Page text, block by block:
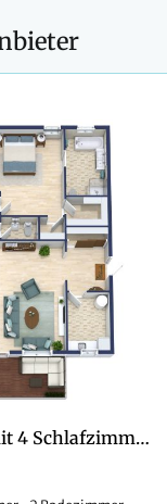
Wohnungsgrundriss mit 4 Schlafzimmern